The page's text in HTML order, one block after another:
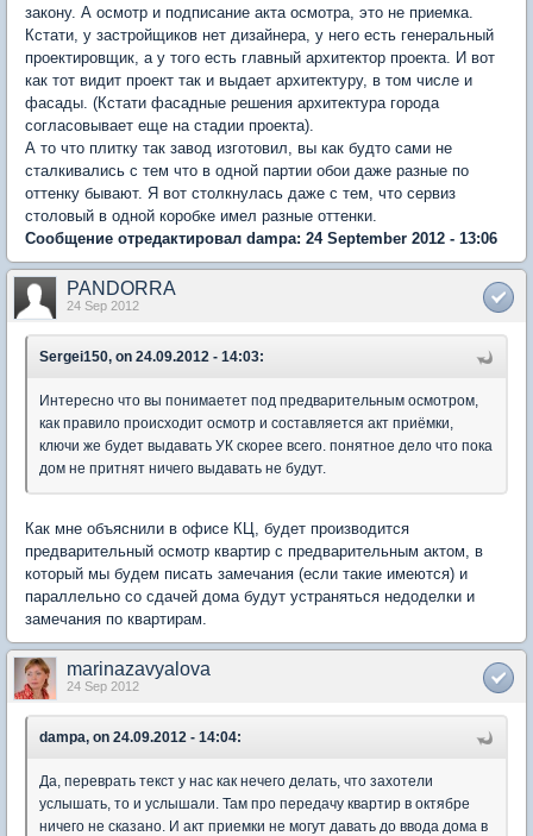
закону. А осмотр и подписание акта осмотра, это не приемка.
Кстати, у застройщиков нет дизайнера, у него есть генеральный
проектировщик, а у того есть главный архитектор проекта. И вот
как тот видит проект так и выдает архитектуру, в том числе и
фасады. (Кстати фасадные решения архитектура города
согласовывает еще на стадии проекта).
А то что плитку так завод изготовил, вы как будто сами не
сталкивались с тем что в одной партии обои даже разные по
оттенку бывают. Я вот столкнулась даже с тем, что сервиз
столовый в одной коробке имел разные оттенки.
Сообщение отредактировал dampa: 24 September 2012 - 13:06
PANDORRA
24 Sep 2012
Sergei150, on 24.09.2012 - 14:03:
Интересно что вы понимаетет под предварительным осмотром,
как правило происходит осмотр и составляется акт приёмки,
ключи же будет выдавать УК скорее всего. понятное дело что пока
дом не притнят ничего выдавать не будут.
Как мне объяснили в офисе КЦ, будет производится
предварительный осмотр квартир с предварительным актом, в
который мы будем писать замечания (если такие имеются) и
параллельно со сдачей дома будут устраняться недоделки и
замечания по квартирам.
marinazavyalova
24 Sep 2012
dampa, on 24.09.2012 - 14:04:
Да, переврать текст у нас как нечего делать, что захотели
услышать, то и услышали. Там про передачу квартир в октябре
ничего не сказано. И акт приемки не могут давать до ввода дома в